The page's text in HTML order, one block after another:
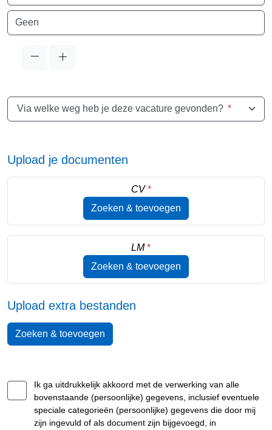
Taal
Via welke weg heb je deze vacature gevonden? *
Upload je documenten
CV *
Zoeken & toevoegen
LM *
Zoeken & toevoegen
Upload extra bestanden
Zoeken & toevoegen
Ik ga uitdrukkelijk akkoord met de verwerking van alle
bovenstaande (persoonlijke) gegevens, inclusief eventuele
speciale categorieën (persoonlijke) gegevens die door mij
zijn ingevuld of als document zijn bijgevoegd, in